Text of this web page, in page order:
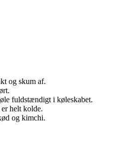
og skum af.
fuldstændigt i køleskabet.
helt kolde.
og kimchi.